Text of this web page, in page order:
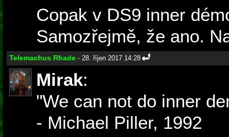
Copak v DS9 inner
Samozřejmě, že ano.
Telemachus Rhade - 28. říjen 2017 14:28
Mirak:
"We can not do inner
- Michael Piller, 1992